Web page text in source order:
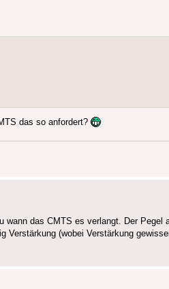
das so anfordert?
das CMTS es verlangt. Der Pegel
(wobei Verstärkung